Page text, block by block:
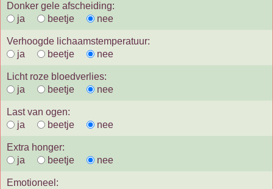
Donker gele afscheiding:
ja
beetje nee
Verhoogde lichaamstemperatuur:
ja
beetje nee
Licht roze bloedverlies:
ja
beetje nee
Last van ogen:
ja
beetje nee
Extra honger:
ja
beetje nee
Emotioneel: